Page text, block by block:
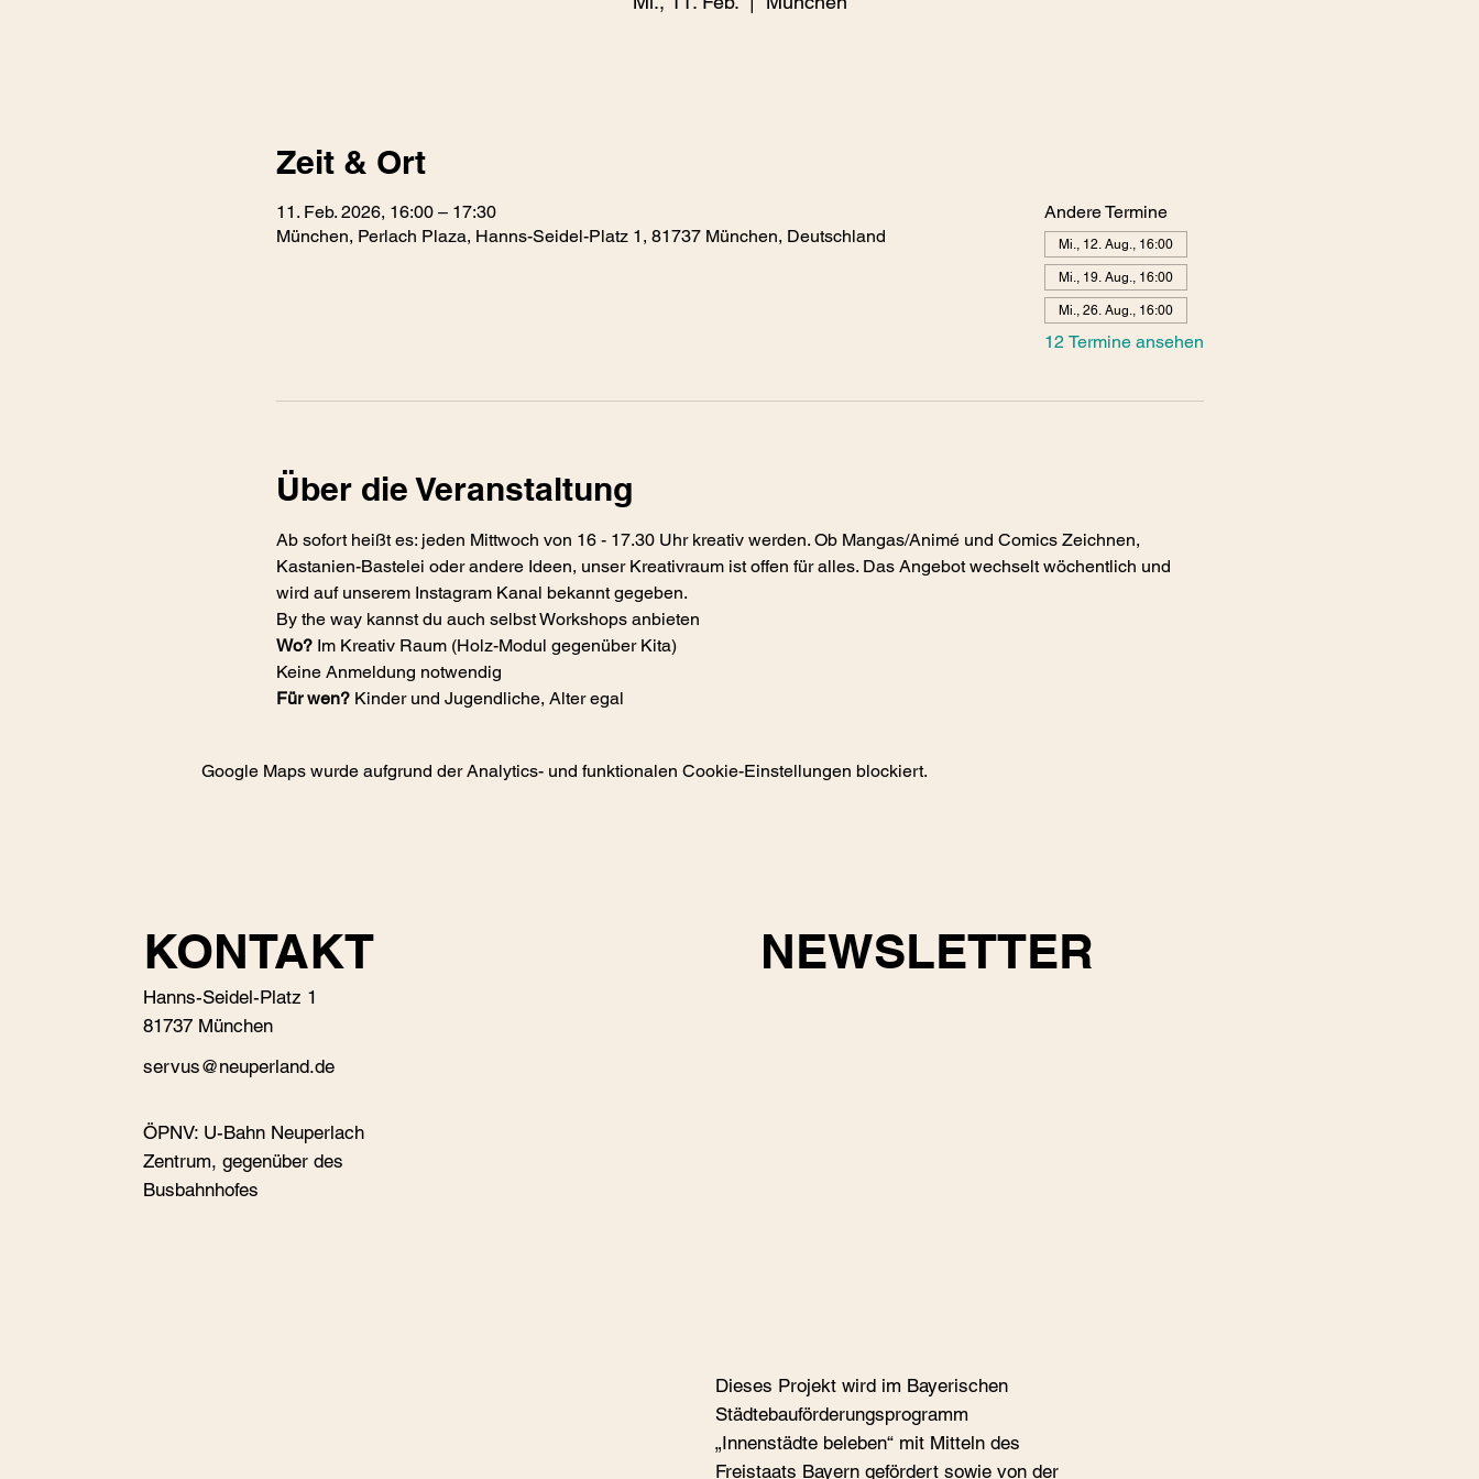
Zeit & Ort
11. Feb. 2026, 16:00 – 17:30
München, Perlach Plaza, Hanns-Seidel-Platz 1, 81737 München, Deutschland
Andere Termine
Mi., 12. Aug., 16:00
Mi., 19. Aug., 16:00
Mi., 26. Aug., 16:00
12 Termine ansehen
Über die Veranstaltung
Ab sofort heißt es: jeden Mittwoch von 16 - 17.30 Uhr kreativ werden. Ob Mangas/Animé und Comics Zeichnen,
Kastanien-Bastelei oder andere Ideen, unser Kreativraum ist offen für alles. Das Angebot wechselt wöchentlich und
wird auf unserem Instagram Kanal bekannt gegeben.
By the way kannst du auch selbst Workshops anbieten
Wo? Im Kreativ Raum (Holz-Modul gegenüber Kita)
Keine Anmeldung notwendig
Für wen? Kinder und Jugendliche, Alter egal
Google Maps wurde aufgrund der Analytics- und funktionalen Cookie-Einstellungen blockiert.
KONTAKT
Hanns-Seidel-Platz 1
81737 München
servus@neuperland.de
ÖPNV: U-Bahn Neuperlach
Zentrum, gegenüber des
Busbahnhofes
NEWSLETTER
Dieses Projekt wird im Bayerischen
Städtebauförderungspro­gramm
„Innenstädte beleben“ mit Mitteln des
Freistaats Bayern gefördert sowie von der